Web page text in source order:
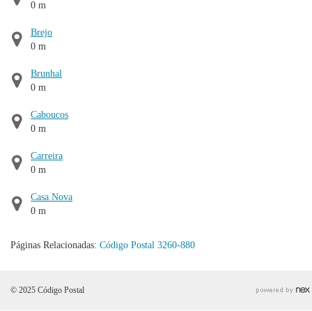
0 m
Brejo
0 m
Brunhal
0 m
Caboucos
0 m
Carreira
0 m
Casa Nova
0 m
Páginas Relacionadas: Código Postal 3260-880
© 2025 Código Postal